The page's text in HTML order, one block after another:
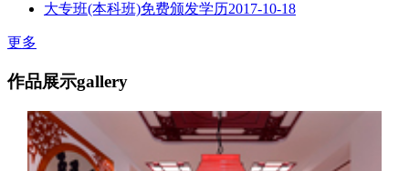
大专班(本科班)免费颁发学历2017-10-18
更多
作品展示gallery